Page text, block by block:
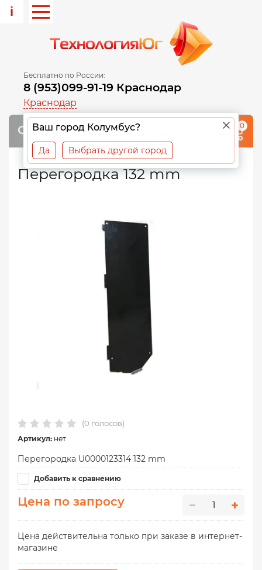
i
Бесплатно по России:
8 (953)099-91-19 Краснодар
Краснодар
Ваш город Колумбус?
Да Выбрать другой город
0
Перегородка 132 mm
(0 голосов)
Артикул: нет
Перегородка U0000123314 132 mm
Добавить к сравнению
Цена по запросу
Цена действительна только при заказе в интернет-
магазине